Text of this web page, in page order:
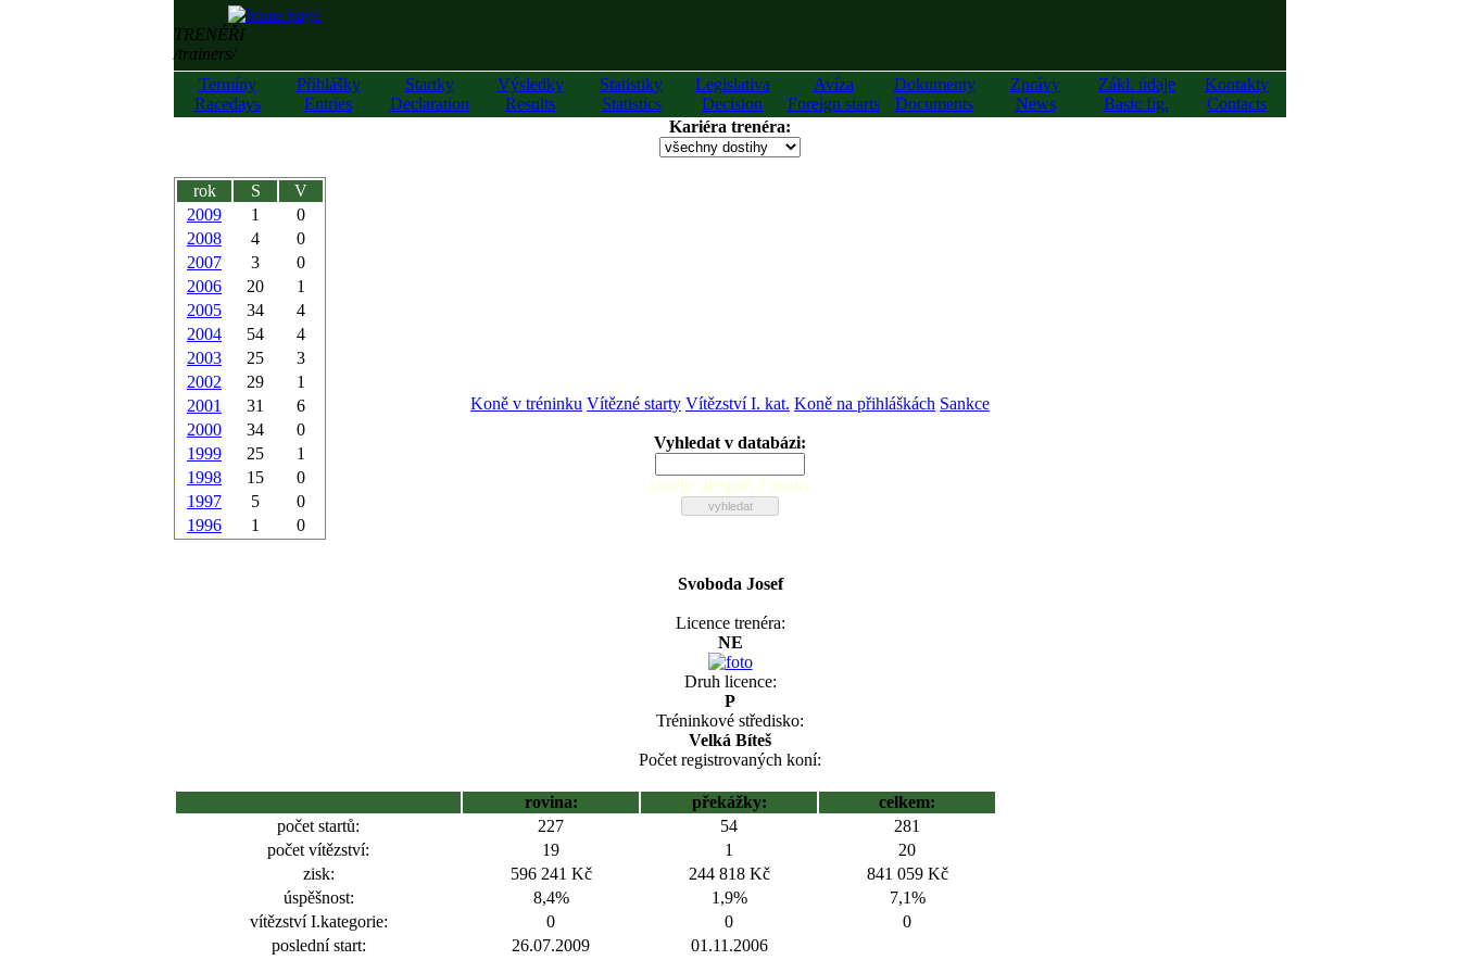
TRENÉŘI
/trainers/
Termíny
Racedays
Přihlášky
Entries
Startky
Declaration
Výsledky
Results
Statistiky
Statistics
Legislativa
Decision
Avíza
Foreign starts
Dokumenty
Documents
Zprávy
News
Zákl. údaje
Basic fig.
Kontakty
Contacts
Kariéra trenéra:
rok S
V
2009
1
0
2008
4
0
2007
3
0
2006
20
1
2005
34
4
2004
54
4
2003
25
3
2002
29
1
2001
31
6
2000
34
0
1999
25
1
1998
15
0
1997
5
0
1996
1 0
Koně v tréninku Vítězné starty Vítězství I. kat. Koně na přihláškách Sankce
Vyhledat v databázi:
zadejte alespoň 2 znaky
Svoboda Josef
Licence trenéra:
NE
Druh licence:
P
Tréninkové středisko:
Velká Bíteš
Počet registrovaných koní:
rovina: překážky:
celkem:
počet startů:
227 54
281
počet vítězství:
19 1
20
zisk:
596 241 Kč 244 818 Kč
841 059 Kč
úspěšnost:
8,4% 1,9%
7,1%
vítězství I.kategorie:
0 0
0
poslední start:
26.07.2009 01.11.2006